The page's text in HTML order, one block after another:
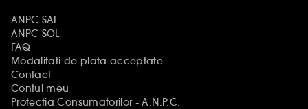
ANPC SAL
ANPC SOL
FAQ
Modalitati de plata acceptate
Contact
Contul meu
Protectia Consumatorilor - A.N.P.C.